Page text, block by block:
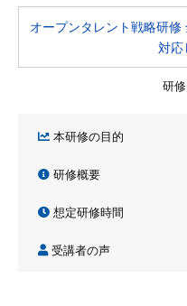
オープンタレント戦略研
対応
研
本研修の目的
研修概要
想定研修時間
受講者の声